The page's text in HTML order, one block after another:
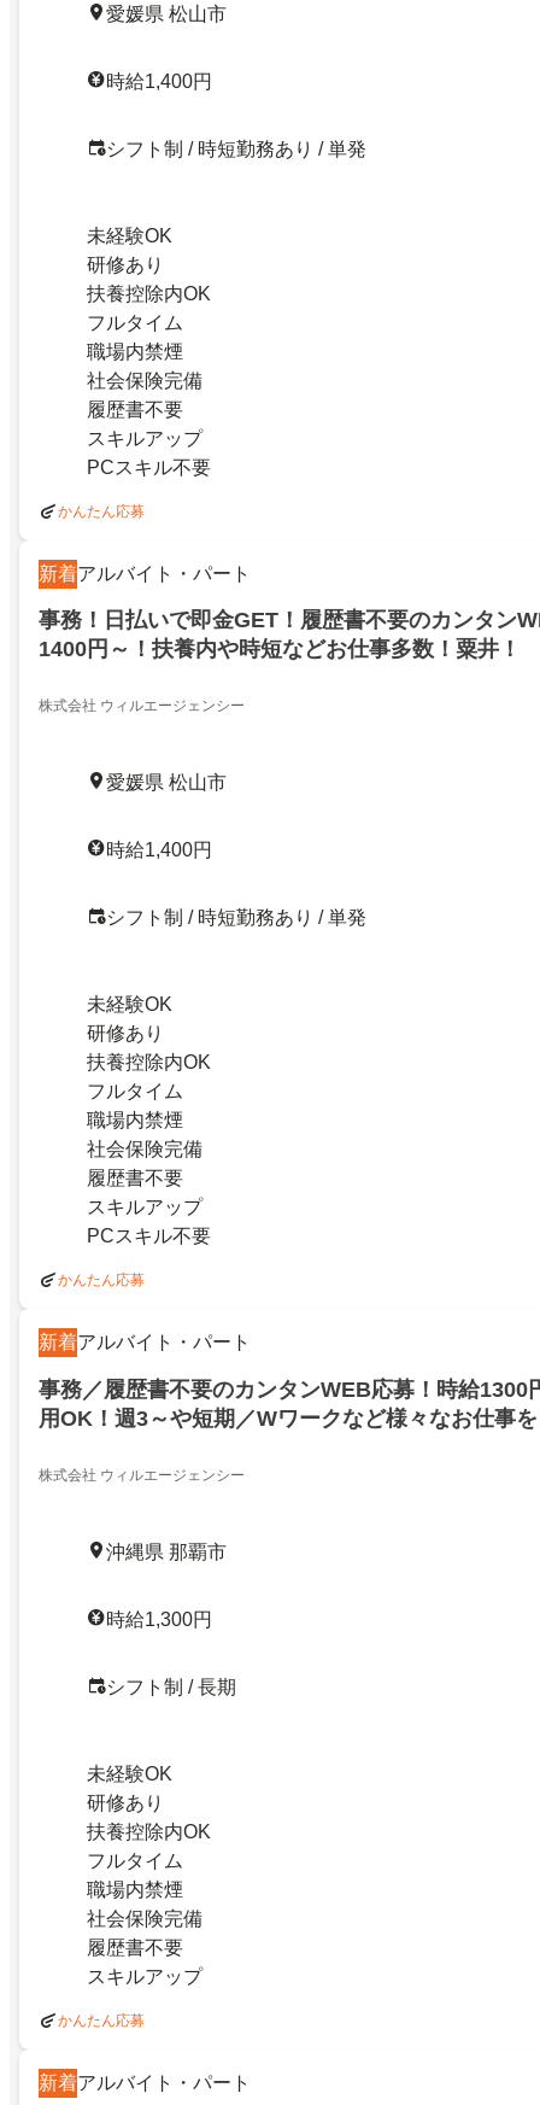
愛媛県 松山市
時給1,400円
シフト制 / 時短勤務あり / 単発
未経験OK
研修あり
扶養控除内OK
フルタイム
職場内禁煙
社会保険完備
履歴書不要
スキルアップ
PCスキル不要
かんたん応募
新着アルバイト・パート
事務！日払いで即金GET！履歴書不要のカンタン
1400円～！扶養内や時短などお仕事多数！粟井！
株式会社 ウィルエージェンシー
愛媛県 松山市
時給1,400円
シフト制 / 時短勤務あり / 単発
未経験OK
研修あり
扶養控除内OK
フルタイム
職場内禁煙
社会保険完備
履歴書不要
スキルアップ
PCスキル不要
かんたん応募
新着アルバイト・パート
事務／履歴書不要のカンタンWEB応募！時給1300
用OK！週3～や短期／Wワークなど様々なお仕事
株式会社 ウィルエージェンシー
沖縄県 那覇市
時給1,300円
シフト制 / 長期
未経験OK
研修あり
扶養控除内OK
フルタイム
職場内禁煙
社会保険完備
履歴書不要
スキルアップ
かんたん応募
新着アルバイト・パート